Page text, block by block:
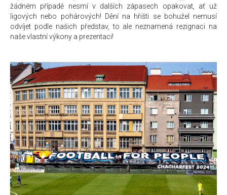
žádném případě nesmí v dalších zápasech opakovat, ať už
ligových nebo pohárových! Dění na hřišti se bohužel nemusí
odvíjet podle našich představ, to ale neznamená rezignaci na
naše vlastní výkony a prezentaci!